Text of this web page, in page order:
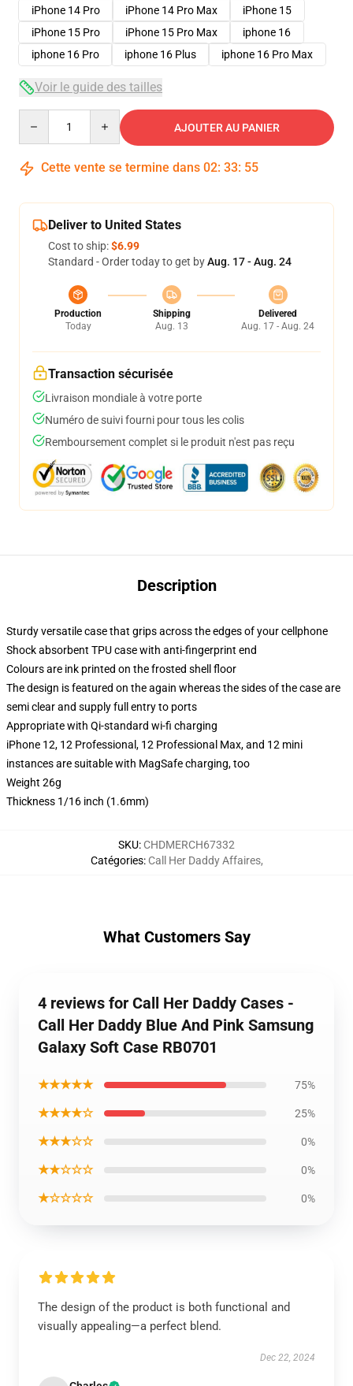
iPhone 14 Pro
iPhone 14 Pro Max
iPhone 15
iPhone 15 Pro
iPhone 15 Pro Max
iphone 16
iphone 16 Pro
iphone 16 Plus iphone 16 Pro Max
Voir le guide des tailles
AJOUTER AU PANIER
Cette vente se termine dans 02: 33: 54
Deliver to United States
Cost to ship:$6.99
Standard - Order today to get byAug. 17 - Aug. 24
Production
Today
Shipping
Aug. 13
Delivered
Aug. 17 - Aug. 24
Transaction sécurisée
Livraison mondiale à votre porte
Numéro de suivi fourni pour tous les colis
Remboursement complet si le produit n'est pas reçu
Description
Sturdy versatile case that grips across the edges of your cellphone
Shock absorbent TPU case with anti-fingerprint end
Colours are ink printed on the frosted shell floor
The design is featured on the again whereas the sides of the case are
semi clear and supply full entry to ports
Appropriate with Qi-standard wi-fi charging
iPhone 12, 12 Professional, 12 Professional Max, and 12 mini
instances are suitable with MagSafe charging, too
Weight 26g
Thickness 1/16 inch (1.6mm)
SKU: CHDMERCH67332
Catégories: Call Her Daddy Affaires,
What Customers Say
4 reviews for Call Her Daddy Cases -
Call Her Daddy Blue And Pink Samsung
Galaxy Soft Case RB0701
★★★★★ 75%
★★★★☆ 25%
★★★☆☆ 0%
★★☆☆☆ 0%
★☆☆☆☆ 0%
The design of the product is both functional and
visually appealing—a perfect blend.
Dec 22, 2024